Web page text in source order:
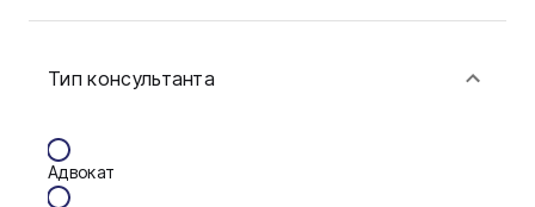
Краматорськ
Кривий Ріг
Тип консультанта
Адвокат